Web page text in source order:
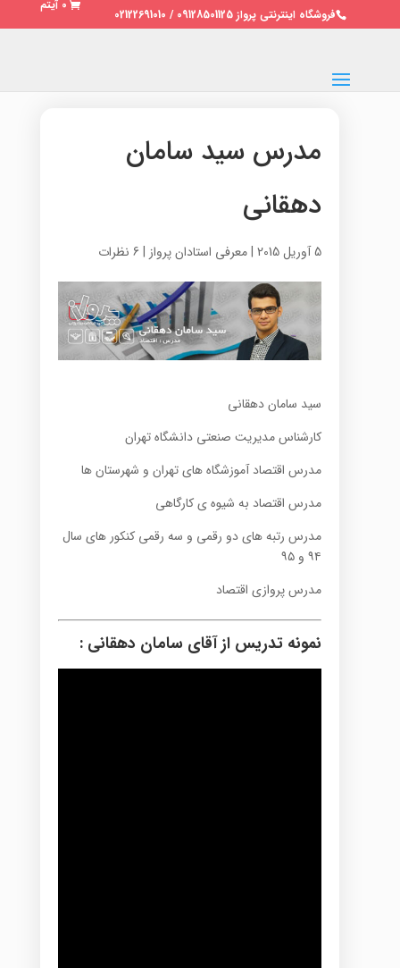
فروشگاه اینترنتی پرواز 09128501125 / 02122691010
0 آیتم
مدرس سید سامان
دهقانی
5 آوریل 2015 |معرفی استادان پرواز | 6 نظرات
سید سامان دهقانی
کارشناس مدیریت صنعتی دانشگاه تهران
مدرس اقتصاد آموزشگاه های تهران و شهرستان ها
مدرس اقتصاد به شیوه ی کارگاهی
مدرس رتبه های دو رقمی و سه رقمی کنکور های سال
۹۴ و ۹۵
مدرس پروازی اقتصاد
نمونه تدریس از آقای سامان دهقانی :